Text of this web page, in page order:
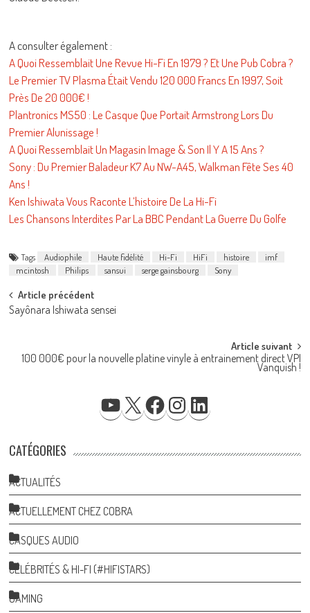
A consulter également :
A Quoi Ressemblait Une Revue Hi-Fi En 1979 ? Et Une Pub Cobra ?
Le Premier TV Plasma Était Vendu 120 000 Francs En 1997, Soit
Près De 20 000€ !
Plantronics MS50 : Le Casque Que Portait Armstrong Lors Du
Premier Alunissage !
A Quoi Ressemblait Un Magasin Image & Son Il Y A 15 Ans ?
Sony : Du Premier Baladeur K7 Au NW-A45, Walkman Fête Ses 40
Ans !
Ken Ishiwata Vous Raconte L’histoire De La Hi-Fi
Les Chansons Interdites Par La BBC Pendant La Guerre Du Golfe
Tags Audiophile Haute fidélité Hi-Fi HiFi histoire
imf
mcintosh
Philips sansui serge gainsbourg Sony
Post
navigation
Article précédent
Sayônara Ishiwata sensei
Article suivant
100 000€ pour la nouvelle platine vinyle à entrainement direct VPI
Vanquish !
YOUTUBE
FACEBOOKINSTAGRAM
CATÉGORIES
ACTUALITÉS
ACTUELLEMENT CHEZ COBRA
CASQUES AUDIO
CÉLÉBRITÉS & HI-FI (#HIFISTARS)
GAMING